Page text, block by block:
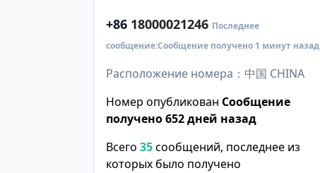
+86 18000021246 Последнее
сообщение:Сообщение получено 1 минут назад
Расположение номера：中国 CHINA
Номер опубликован Сообщение
получено 652 дней назад
Всего35сообщений, последнее из
которых было получено